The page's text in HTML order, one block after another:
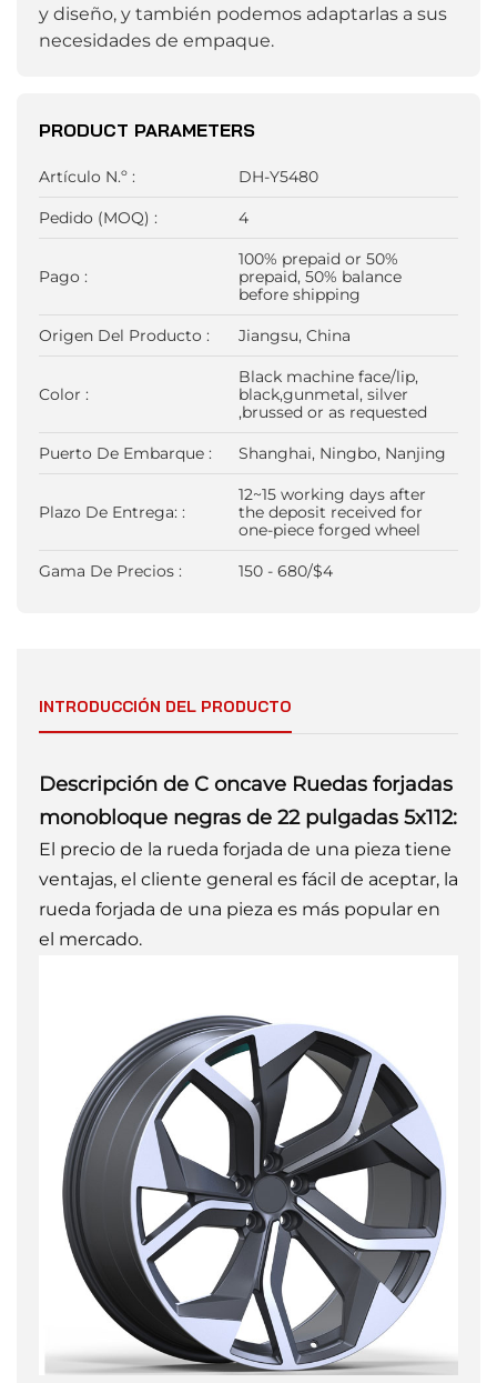
y diseño, y también podemos adaptarlas a sus
necesidades de empaque.
PRODUCT PARAMETERS
Artículo N.º : DH-Y5480
Pedido (MOQ) : 4
Pago :
100% prepaid or 50%
prepaid, 50% balance
before shipping
Origen Del Producto : Jiangsu, China
Color :
Black machine face/lip,
black,gunmetal, silver
,brussed or as requested
Puerto De Embarque : Shanghai, Ningbo, Nanjing
Plazo De Entrega: :
12~15 working days after
the deposit received for
one-piece forged wheel
Gama De Precios : 150 - 680/$4
INTRODUCCIÓN DEL PRODUCTO
Descripción de C oncave Ruedas forjadas
monobloque negras de 22 pulgadas 5x112:
El precio de la rueda forjada de una pieza tiene
ventajas, el cliente general es fácil de aceptar, la
rueda forjada de una pieza es más popular en
el mercado.